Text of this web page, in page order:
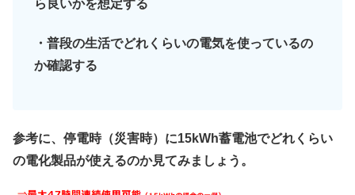
ら良いかを想定する
・普段の生活でどれくらいの電気を使っているの
か確認する
参考に、停電時（災害時）に15kWh蓄電池でどれくらい
の電化製品が使えるのか見てみましょう。